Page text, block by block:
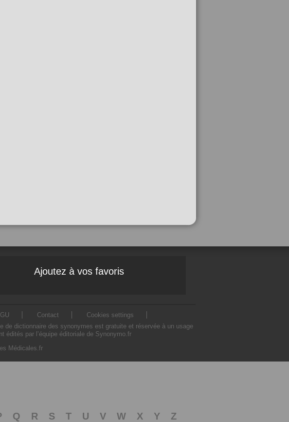
Ajoutez à vos favoris
Contact
Cookies settings
dictionnaire des synonymes est gratuite et réservée à un usage
par l’équipe éditoriale de Synonymo.fr
Médicales.fr
Q R S T U V W X Y
Z